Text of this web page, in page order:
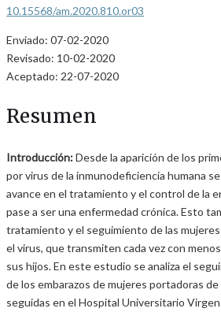
10.15568/am.2020.810.or03
Enviado: 07-02-2020
Revisado: 10-02-2020
Aceptado: 22-07-2020
Resumen
Introducción:Desde la aparición de los
por virus de la inmunodeficiencia humana
avance en el tratamiento y el control de la
pase a ser una enfermedad crónica. Esto
tratamiento y el seguimiento de las
el virus, que transmiten cada vez con
sus hijos. En este estudio se analiza el
de los embarazos de mujeres portadoras
seguidas en el Hospital Universitario